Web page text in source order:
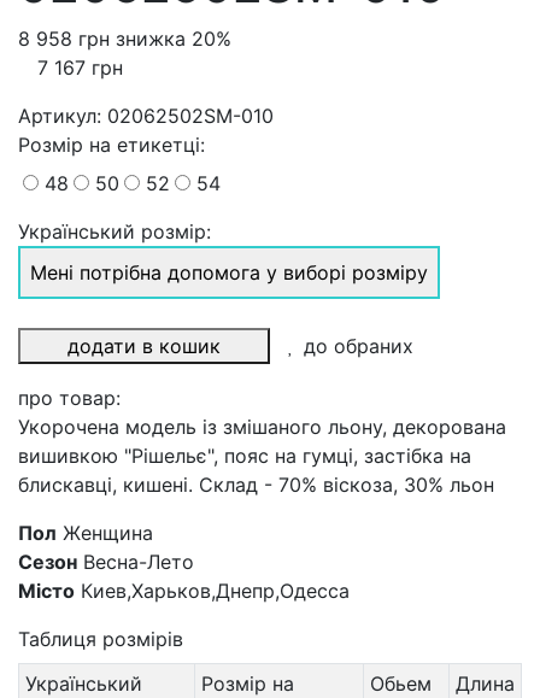
8 958 грн знижка 20%
7 167 грн
Артикул: 02062502SM-010
Розмiр на етикетці:
48
50 52
54
Український розмір:
Мені потрібна допомога у виборі розміру
додати в кошик до обраних
про товар:
Укорочена модель із змішаного льону, декорована
вишивкою "Рішельє", пояс на гумці, застібка на
блискавці, кишені. Склад - 70% віскоза, 30% льон
Пол Женщина
Сезон Весна-Лето
Місто Киев,Харьков,Днепр,Одесса
Таблиця розмірів
Український
Розмір на
Обьем Длина